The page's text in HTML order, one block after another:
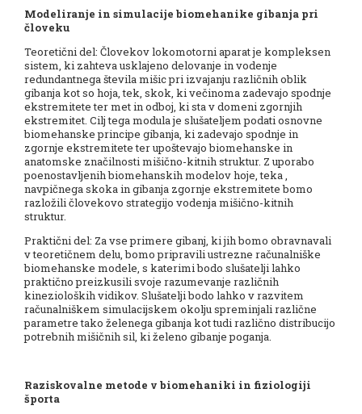
Modeliranje in simulacije biomehanike gibanja pri
človeku
Teoretični del: Človekov lokomotorni aparat je kompleksen
sistem, ki zahteva usklajeno delovanje in vodenje
redundantnega števila mišic pri izvajanju različnih oblik
gibanja kot so hoja, tek, skok, ki večinoma zadevajo spodnje
ekstremitete ter met in odboj, ki sta v domeni zgornjih
ekstremitet. Cilj tega modula je slušateljem podati osnovne
biomehanske principe gibanja, ki zadevajo spodnje in
zgornje ekstremitete ter upoštevajo biomehanske in
anatomske značilnosti mišično-kitnih struktur. Z uporabo
poenostavljenih biomehanskih modelov hoje, teka ,
navpičnega skoka in gibanja zgornje ekstremitete bomo
razložili človekovo strategijo vodenja mišično-kitnih
struktur.
Praktični del: Za vse primere gibanj, ki jih bomo obravnavali
v teoretičnem delu, bomo pripravili ustrezne računalniške
biomehanske modele, s katerimi bodo slušatelji lahko
praktično preizkusili svoje razumevanje različnih
kinezioloških vidikov. Slušatelji bodo lahko v razvitem
računalniškem simulacijskem okolju spreminjali različne
parametre tako želenega gibanja kot tudi različno distribucijo
potrebnih mišičnih sil, ki želeno gibanje poganja.
Raziskovalne metode v biomehaniki in fiziologiji
športa